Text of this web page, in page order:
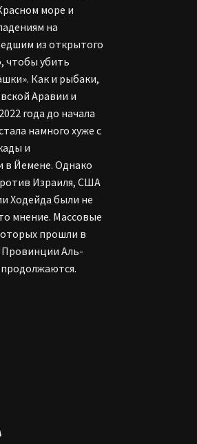
море и
на
из открытого
чтобы убить
Как и рыбаки,
Аравии и
года до начала
намного хуже с
и
в Йемене. Однако
Израиля, США
Ходейда были не
мнение. Массовые
прошли в
Провинции Аль-